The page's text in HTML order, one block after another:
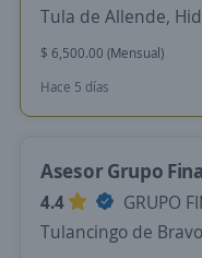
Tula de Allende,
$ 6,500.00 (Mensual)
Hace 5 días
Asesor Grupo
4.4
GRUPO
Tulancingo de